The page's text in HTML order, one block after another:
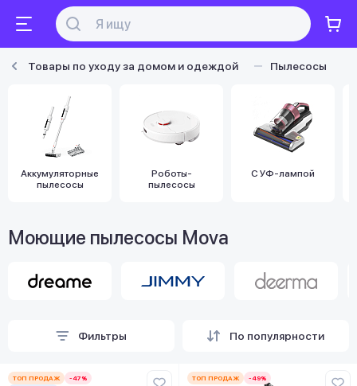
Товары по уходу за домом и одеждой Пылесосы
Аккумуляторные
пылесосы
Роботы-
пылесосы
С УФ-лампой
Моющие пылесосы Mova
Фильтры По популярности
ТОП ПРОДАЖ
-47%
ТОП ПРОДАЖ -49%